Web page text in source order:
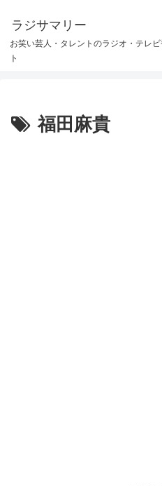
ラジサマリー
お笑い芸人・タレントのラジオ・テレ
ト
福田麻貴